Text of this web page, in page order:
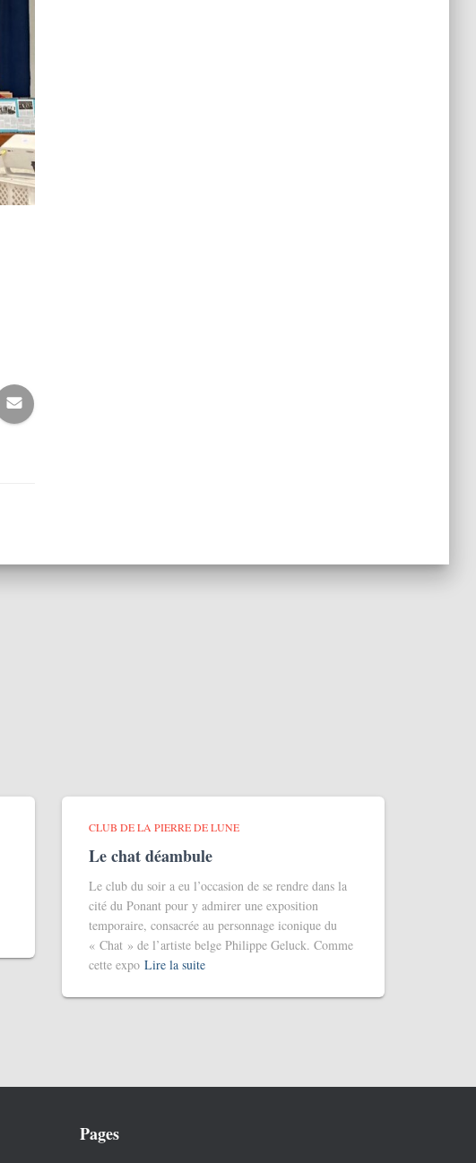
CLUB DE LA PIERRE DE LUNE
Le chat déambule
Le club du soir a eu l’occasion de se rendre dans la
cité du Ponant pour y admirer une exposition
temporaire, consacrée au personnage iconique du
« Chat » de l’artiste belge Philippe Geluck. Comme
cette expo Lire la suite
Pages